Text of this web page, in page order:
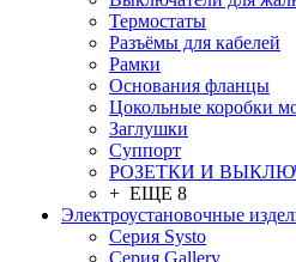
Термостаты
Разъёмы для кабелей
Рамки
Основания фланцы
Цокольные коробки
Заглушки
Суппорт
РОЗЕТКИ И
+ ЕЩЕ 8
Электроустановочные
Серия Systo
Серия Gallery